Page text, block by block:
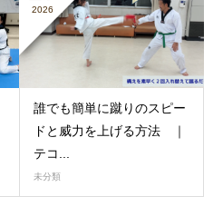
2026
誰でも簡単に蹴りのスピー
ドと威力を上げる方法 ｜
テコ...
未分類